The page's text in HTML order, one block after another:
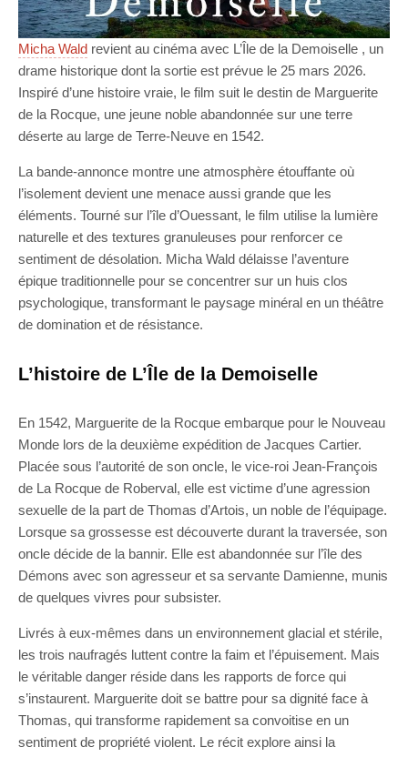
Micha Wald revient au cinéma avec L’Île de la Demoiselle , un
drame historique dont la sortie est prévue le 25 mars 2026.
Inspiré d’une histoire vraie, le film suit le destin de Marguerite
de la Rocque, une jeune noble abandonnée sur une terre
déserte au large de Terre-Neuve en 1542.
La bande-annonce montre une atmosphère étouffante où
l’isolement devient une menace aussi grande que les
éléments. Tourné sur l’île d’Ouessant, le film utilise la lumière
naturelle et des textures granuleuses pour renforcer ce
sentiment de désolation. Micha Wald délaisse l’aventure
épique traditionnelle pour se concentrer sur un huis clos
psychologique, transformant le paysage minéral en un théâtre
de domination et de résistance.
L’histoire de L’Île de la Demoiselle
En 1542, Marguerite de la Rocque embarque pour le Nouveau
Monde lors de la deuxième expédition de Jacques Cartier.
Placée sous l’autorité de son oncle, le vice-roi Jean-François
de La Rocque de Roberval, elle est victime d’une agression
sexuelle de la part de Thomas d’Artois, un noble de l’équipage.
Lorsque sa grossesse est découverte durant la traversée, son
oncle décide de la bannir. Elle est abandonnée sur l’île des
Démons avec son agresseur et sa servante Damienne, munis
de quelques vivres pour subsister.
Livrés à eux-mêmes dans un environnement glacial et stérile,
les trois naufragés luttent contre la faim et l’épuisement. Mais
le véritable danger réside dans les rapports de force qui
s’instaurent. Marguerite doit se battre pour sa dignité face à
Thomas, qui transforme rapidement sa convoitise en un
sentiment de propriété violent. Le récit explore ainsi la